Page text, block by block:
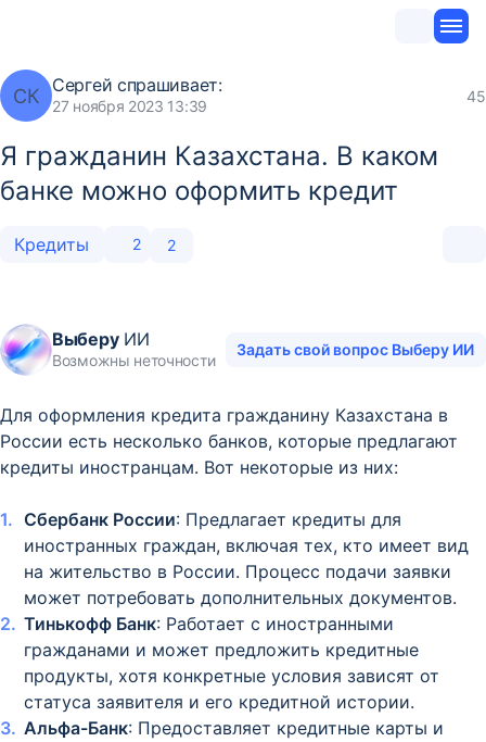
СК Сергей спрашивает:
27 ноября 2023 13:39
45
Я гражданин Казахстана. В каком
банке можно оформить кредит
Кредиты 2 2
ВыберуИИ
Возможны неточности
Задать свой вопрос Выберу ИИ
Для оформления кредита гражданину Казахстана в
России есть несколько банков, которые предлагают
кредиты иностранцам. Вот некоторые из них:
Сбербанк России: Предлагает кредиты для
иностранных граждан, включая тех, кто имеет вид
на жительство в России. Процесс подачи заявки
может потребовать дополнительных документов.
Тинькофф Банк: Работает с иностранными
гражданами и может предложить кредитные
продукты, хотя конкретные условия зависят от
статуса заявителя и его кредитной истории.
Альфа-Банк: Предоставляет кредитные карты и